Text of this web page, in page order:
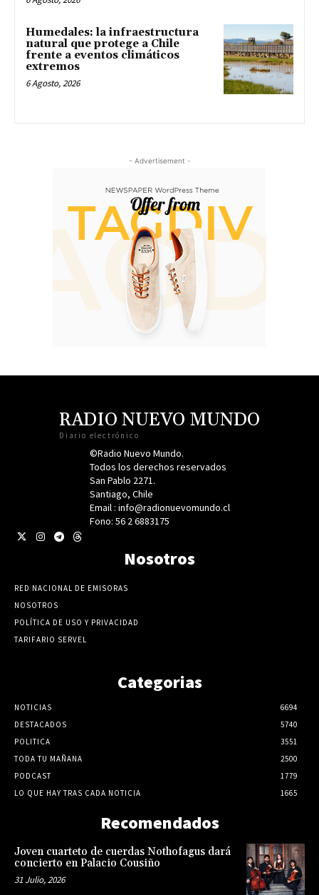
Humedales: la infraestructura
natural que protege a Chile
frente a eventos climáticos
extremos
6 Agosto, 2026
- Advertisement -
RADIO NUEVO MUNDO
Diario electrónico
©Radio Nuevo Mundo.
Todos los derechos reservados
San Pablo 2271.
Santiago, Chile
Email : info@radionuevomundo.cl
Fono: 56 2 6883175
Nosotros
RED NACIONAL DE EMISORAS
NOSOTROS
POLÍTICA DE USO Y PRIVACIDAD
TARIFARIO SERVEL
Categorias
NOTICIAS
6694
DESTACADOS
5740
POLITICA
3551
TODA TU MAÑANA
2500
PODCAST
1779
LO QUE HAY TRAS CADA NOTICIA
1665
Recomendados
Joven cuarteto de cuerdas Nothofagus dará
concierto en Palacio Cousiño
31 Julio, 2026